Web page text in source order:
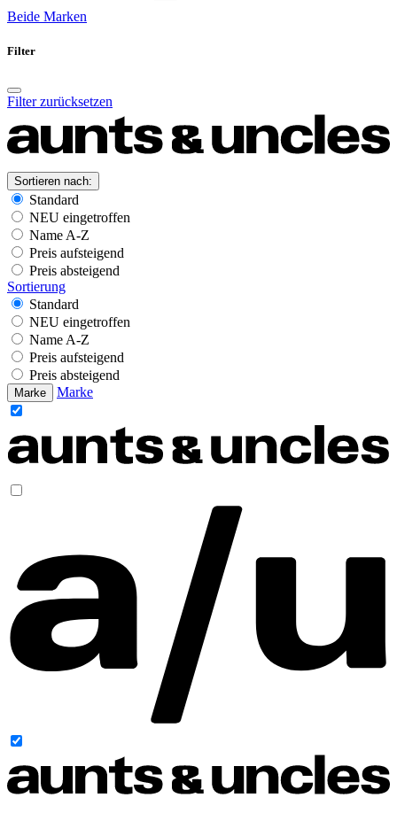
Beide Marken
Filter
Filter zurücksetzen
Sortieren nach:
Standard
NEU eingetroffen
Name A-Z
Preis aufsteigend
Preis absteigend
Sortierung
Standard
NEU eingetroffen
Name A-Z
Preis aufsteigend
Preis absteigend
Marke Marke